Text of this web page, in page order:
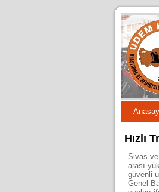
Hızlı
Sivas ve
arası
güvenli
Genel